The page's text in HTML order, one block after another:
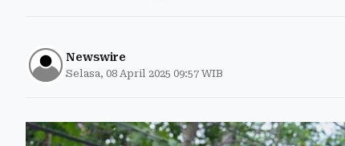
Newswire
Selasa, 08 April 2025 09:57 WIB